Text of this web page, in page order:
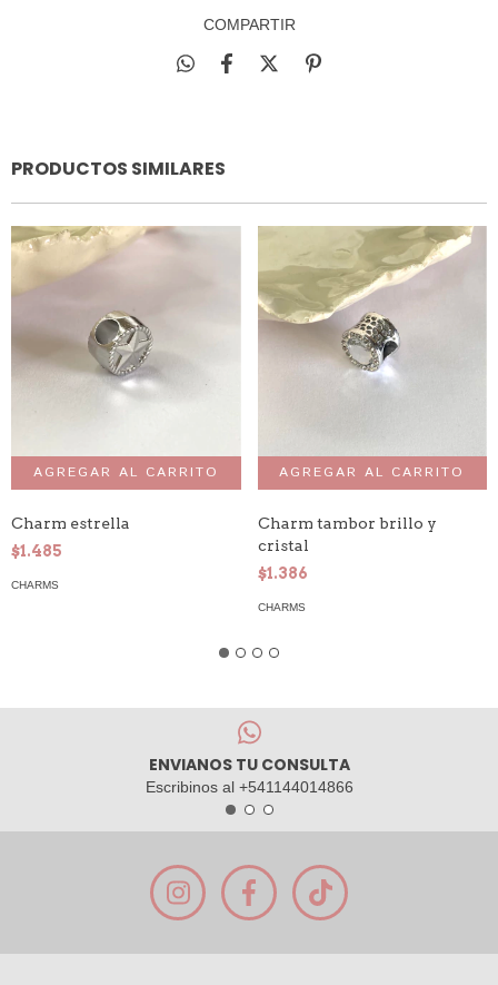
COMPARTIR
PRODUCTOS SIMILARES
Charm estrella
$1.485
CHARMS
Charm tambor brillo y
cristal
$1.386
CHARMS
ENVIANOS TU CONSULTA
Escribinos al +541144014866